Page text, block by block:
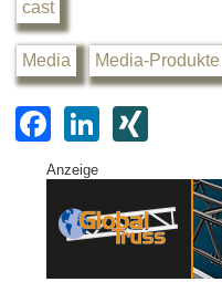
cast
Media Media-Produkte
F
a
c
e
Li
k
e
G
Anzeige